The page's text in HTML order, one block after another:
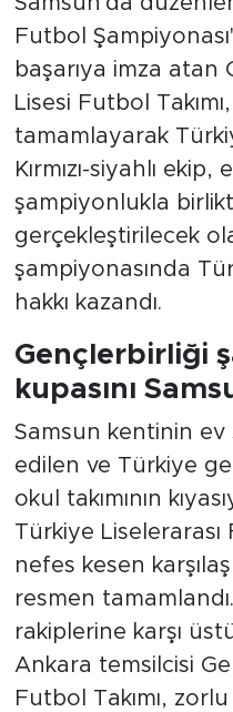
Futbol
başarıya imza atan
Lisesi Futbol
tamamlayarak
Kırmızı-siyahlı
şampiyonlukla
gerçekleştirilecek
şampiyonasında
hakkı kazandı.
Gençlerbirliği
kupasını
Samsun kentinin
edilen ve Türkiye
okul takımının
Türkiye Liselerarası
nefes kesen
resmen
rakiplerine karşı
Ankara temsilcisi
Futbol Takımı,